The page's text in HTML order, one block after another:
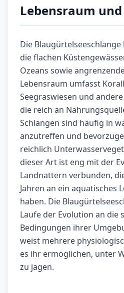
Lebensraum
Die
die flachen
Ozeans sowie
Lebensraum umfasst
Seegraswiesen und
die reich an
Schlangen sind häufig in
anzutreffen und
reichlich
dieser Art ist eng mit der
Landnattern verbunden,
Jahren an ein aquatisches
haben. Die
Laufe der Evolution an die
Bedingungen ihrer
weist mehrere
es ihr ermöglichen, unter
zu jagen.